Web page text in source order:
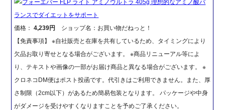
フォーエバー FLP ライト アミノウルトラ 405g 理想的なアミノ酸バ
ランスでダイエットをサポート
価格：4,239円
ショップ名：お買い物だねっと！
【免責事項】 ※自社販売と在庫を共有しているため、タイミングにより
欠品お取り寄せとなる場合がございます。 ※商品リニューアル等によ
り、テキストや画像の一部がお届け商品と異なる場合がございます。 ※
クロネコDM便はポスト投函です。代引きはご利用できません。また、厚
さ制限（2cm以下）があるため簡易包装となります。 パッケージや中身
がダメージを受けやすくなりますことを予めご了承ください。